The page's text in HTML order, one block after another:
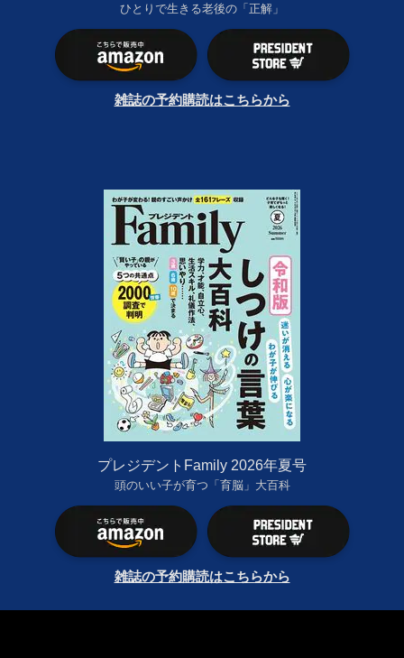
ひとりで生きる老後の「正解」
雑誌の予約購読はこちらから
プレジデントFamily 2026年夏号
頭のいい子が育つ「育脳」大百科
雑誌の予約購読はこちらから